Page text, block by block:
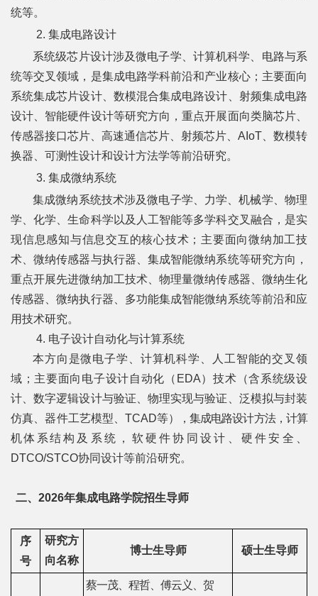
学
作
招
贤
校
友
中
心
统等。
2. 集成电路设计
系统级芯片设计涉及微电子学、计算机科学、电路与系
统等交叉领域，是集成电路学科前沿和产业核心；主要面向
系统集成芯片设计、数模混合集成电路设计、射频集成电路
设计、智能硬件设计等研究方向，重点开展面向类脑芯片、
传感器接口芯片、高速通信芯片、射频芯片、AIoT、数模转
换器、可测性设计和设计方法学等前沿研究。
3. 集成微纳系统
集成微纳系统技术涉及微电子学、力学、机械学、物理
学、化学、生命科学以及人工智能等多学科交叉融合，是实
现信息感知与信息交互的核心技术；主要面向微纳加工技
术、微纳传感器与执行器、集成智能微纳系统等研究方向，
重点开展先进微纳加工技术、物理量微纳传感器、微纳生化
传感器、微纳执行器、多功能集成智能微纳系统等前沿和应
用技术研究。
4. 电子设计自动化与计算系统
本方向是微电子学、计算机科学、人工智能的交叉领
域；主要面向电子设计自动化（EDA）技术（含系统级设
计、数字逻辑设计与验证、物理实现与验证、泛模拟与封装
仿真、器件工艺模型、TCAD等），集成电路设计方法，计算
机体系结构及系统，软硬件协同设计、硬件安全、
DTCO/STCO协同设计等前沿研究。
二、2026年集成电路学院招生导师
序
号
研究方
向名称
博士生导师 硕士生导师
蔡一茂、程哲、傅云义、贺